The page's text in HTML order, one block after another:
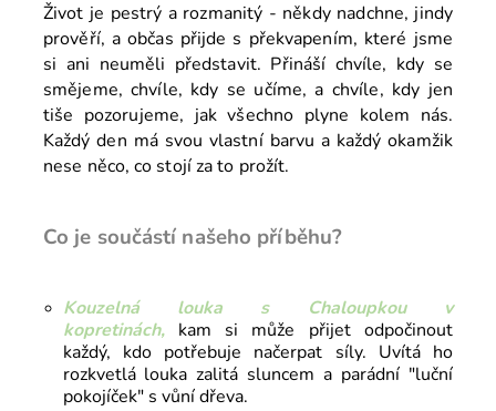
Život je pestrý a rozmanitý - někdy nadchne, jindy
prověří, a občas přijde s překvapením, které jsme
si ani neuměli představit. Přináší chvíle, kdy se
smějeme, chvíle, kdy se učíme, a chvíle, kdy jen
tiše pozorujeme, jak všechno plyne kolem nás.
Každý den má svou vlastní barvu a každý okamžik
nese něco, co stojí za to prožít.
Co je součástí našeho příběhu?
Kouzelná louka s Chaloupkou v
kopretinách, kam si může přijet odpočinout
každý, kdo potřebuje načerpat síly. Uvítá ho
rozkvetlá louka zalitá sluncem a parádní "luční
pokojíček" s vůní dřeva.